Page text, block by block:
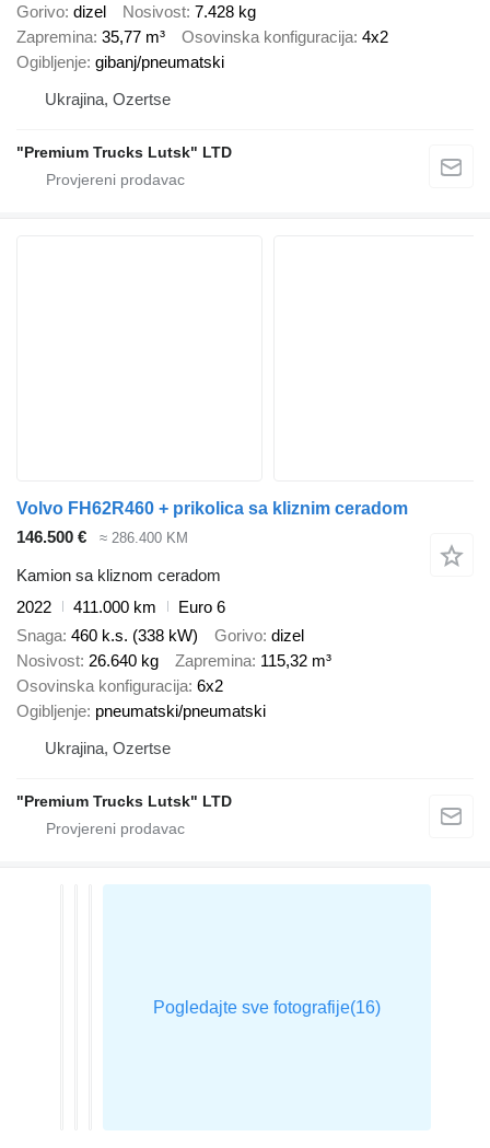
Gorivo dizel Nosivost 7.428 kg
Zapremina 35,77 m³ Osovinska konfiguracija 4x2
Ogibljenje gibanj/pneumatski
Ukrajina, Ozertse
"Premium Trucks Lutsk" LTD
Volvo FH62R460 + prikolica sa kliznim ceradom
146.500 €
≈ 286.400 KM
Kamion sa kliznom ceradom
2022
411.000 km
Euro 6
Snaga 460 k.s. (338 kW) Gorivo dizel
Nosivost 26.640 kg Zapremina 115,32 m³
Osovinska konfiguracija 6x2
Ogibljenje pneumatski/pneumatski
Ukrajina, Ozertse
"Premium Trucks Lutsk" LTD